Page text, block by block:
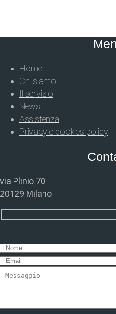
Home
Chi siamo
Il servizio
News
Assistenza
Privacy e cookies policy
via Plinio 70
20129 Milano